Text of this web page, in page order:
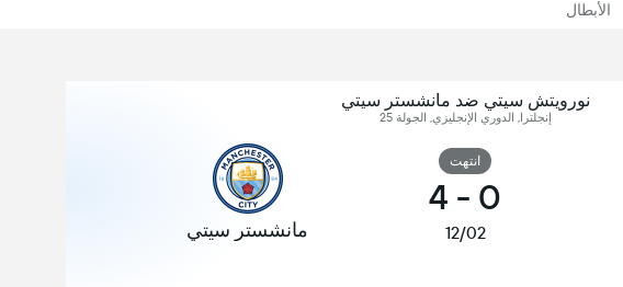
الأبطال
نورويتش سيتي ضد مانشستر سيتي
إنجلترا, الدوري الإنجليزي, الجولة 25
انتهت
0
-
4
12/02 مانشستر سيتي